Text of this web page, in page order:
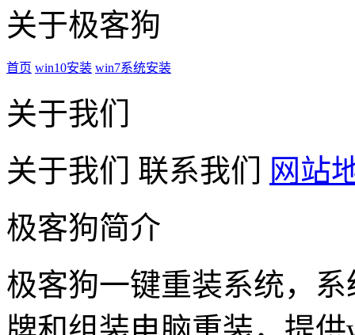
关于极客狗
首页 win10安装 win7系统安装
关于我们
关于我们
联系我们
网站
极客狗简介
极客狗一键重装系统，